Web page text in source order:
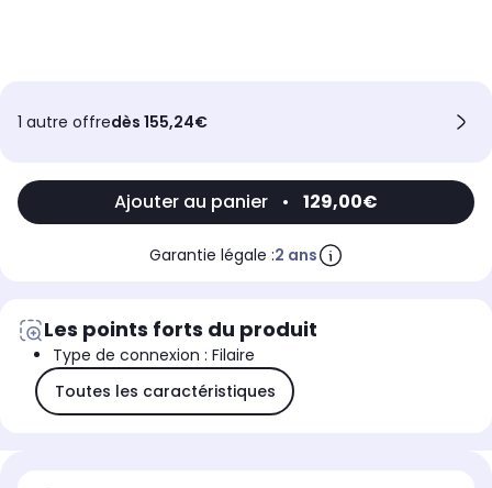
1 autre offredès 155,24€
Ajouter au panier • 129,00€
Garantie légale :2 ans
Les points forts du produit
Type de connexion : Filaire
Toutes les caractéristiques